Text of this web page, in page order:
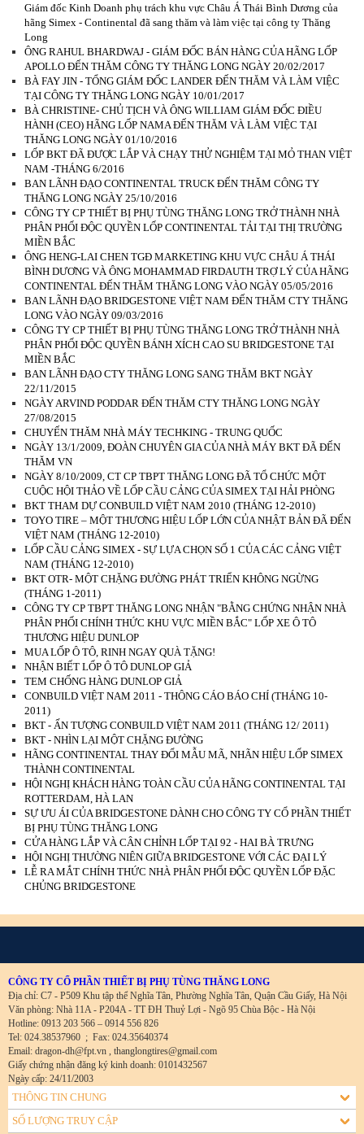
Giám đốc Kinh Doanh phụ trách khu vực Châu Á Thái Bình Dương của
hãng Simex - Continental đã sang thăm và làm việc tại công ty Thăng
Long
ÔNG RAHUL BHARDWAJ - GIÁM ĐỐC BÁN HÀNG CỦA HÃNG LỐP
APOLLO ĐẾN THĂM CÔNG TY THĂNG LONG NGÀY 20/02/2017
BÀ FAY JIN - TỔNG GIÁM ĐỐC LANDER ĐẾN THĂM VÀ LÀM VIỆC
TẠI CÔNG TY THĂNG LONG NGÀY 10/01/2017
BÀ CHRISTINE- CHỦ TỊCH VÀ ÔNG WILLIAM GIÁM ĐỐC ĐIỀU
HÀNH (CEO) HÃNG LỐP NAMA ĐẾN THĂM VÀ LÀM VIỆC TẠI
THĂNG LONG NGÀY 01/10/2016
LỐP BKT ĐÃ ĐƯỢC LẮP VÀ CHẠY THỬ NGHIỆM TẠI MỎ THAN VIỆT
NAM -THÁNG 6/2016
BAN LÃNH ĐẠO CONTINENTAL TRUCK ĐẾN THĂM CÔNG TY
THĂNG LONG NGÀY 25/10/2016
CÔNG TY CP THIẾT BỊ PHỤ TÙNG THĂNG LONG TRỞ THÀNH NHÀ
PHÂN PHỐI ĐỘC QUYỀN LỐP CONTINENTAL TẢI TẠI THỊ TRƯỜNG
MIỀN BẮC
ÔNG HENG-LAI CHEN TGĐ MARKETING KHU VỰC CHÂU Á THÁI
BÌNH DƯƠNG VÀ ÔNG MOHAMMAD FIRDAUTH TRỢ LÝ CỦA HÃNG
CONTINENTAL ĐẾN THĂM THĂNG LONG VÀO NGÀY 05/05/2016
BAN LÃNH ĐẠO BRIDGESTONE VIỆT NAM ĐẾN THĂM CTY THĂNG
LONG VÀO NGÀY 09/03/2016
CÔNG TY CP THIẾT BỊ PHỤ TÙNG THĂNG LONG TRỞ THÀNH NHÀ
PHÂN PHỐI ĐỘC QUYỀN BÁNH XÍCH CAO SU BRIDGESTONE TẠI
MIỀN BẮC
BAN LÃNH ĐẠO CTY THĂNG LONG SANG THĂM BKT NGÀY
22/11/2015
NGÀY ARVIND PODDAR ĐẾN THĂM CTY THĂNG LONG NGÀY
27/08/2015
CHUYẾN THĂM NHÀ MÁY TECHKING - TRUNG QUỐC
NGÀY 13/1/2009, ĐOÀN CHUYÊN GIA CỦA NHÀ MÁY BKT ĐÃ ĐẾN
THĂM VN
NGÀY 8/10/2009, CT CP TBPT THĂNG LONG ĐÃ TỔ CHỨC MỘT
CUỘC HỘI THẢO VỀ LỐP CẦU CẢNG CỦA SIMEX TẠI HẢI PHÒNG
BKT THAM DỰ CONBUILD VIỆT NAM 2010 (THÁNG 12-2010)
TOYO TIRE – MỘT THƯƠNG HIỆU LỐP LỚN CỦA NHẬT BẢN ĐÃ ĐẾN
VIỆT NAM (THÁNG 12-2010)
LỐP CẦU CẢNG SIMEX - SỰ LỰA CHỌN SỐ 1 CỦA CÁC CẢNG VIỆT
NAM (THÁNG 12-2010)
BKT OTR- MỘT CHẶNG ĐƯỜNG PHÁT TRIỂN KHÔNG NGỪNG
(THÁNG 1-2011)
CÔNG TY CP TBPT THĂNG LONG NHẬN "BẰNG CHỨNG NHẬN NHÀ
PHÂN PHỐI CHÍNH THỨC KHU VỰC MIỀN BẮC" LỐP XE Ô TÔ
THƯƠNG HIỆU DUNLOP
MUA LỐP Ô TÔ, RINH NGAY QUÀ TẶNG!
NHẬN BIẾT LỐP Ô TÔ DUNLOP GIẢ
TEM CHỐNG HÀNG DUNLOP GIẢ
CONBUILD VIỆT NAM 2011 - THÔNG CÁO BÁO CHÍ (THÁNG 10-
2011)
BKT - ẤN TƯỢNG CONBUILD VIỆT NAM 2011 (THÁNG 12/ 2011)
BKT - NHÌN LẠI MỘT CHẶNG ĐƯỜNG
HÃNG CONTINENTAL THAY ĐỔI MẪU MÃ, NHÃN HIỆU LỐP SIMEX
THÀNH CONTINENTAL
HỘI NGHỊ KHÁCH HÀNG TOÀN CẦU CỦA HÃNG CONTINENTAL TẠI
ROTTERDAM, HÀ LAN
SỰ ƯU ÁI CỦA BRIDGESTONE DÀNH CHO CÔNG TY CỔ PHẦN THIẾT
BỊ PHỤ TÙNG THĂNG LONG
CỬA HÀNG LẮP VÀ CÂN CHỈNH LỐP TẠI 92 - HAI BÀ TRƯNG
HỘI NGHỊ THƯỜNG NIÊN GIỮA BRIDGESTONE VỚI CÁC ĐẠI LÝ
LỄ RA MẮT CHÍNH THỨC NHÀ PHÂN PHỐI ĐỘC QUYỀN LỐP ĐẶC
CHỦNG BRIDGESTONE
CÔNG TY CỔ PHẦN THIẾT BỊ PHỤ TÙNG THĂNG LONG
Địa chỉ: C7 - P509 Khu tập thể Nghĩa Tân, Phường Nghĩa Tân, Quận Cầu Giấy, Hà Nội
Văn phòng: Nhà 11A - P204A - TT ĐH Thuỷ Lợi - Ngõ 95 Chùa Bộc - Hà Nội
Hotline: 0913 203 566 – 0914 556 826
Tel: 024.38537960 ; Fax: 024.35640374
Email: dragon-dh@fpt.vn , thanglongtires@gmail.com
Giấy chứng nhận đăng ký kinh doanh: 0101432567
Ngày cấp: 24/11/2003
THÔNG TIN CHUNG
SỐ LƯỢNG TRUY CẬP